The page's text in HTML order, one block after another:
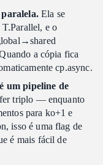
Ela se
e o
a cópia fica
cp.async.
um pipeline de
triplo — enquanto
para ko+1 e
isso é uma flag de
é mais fácil de